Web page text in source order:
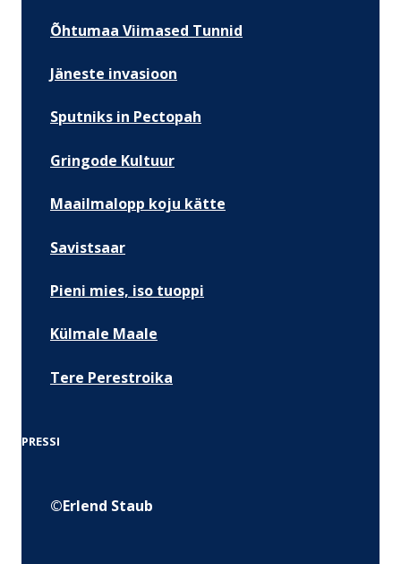
Õhtumaa Viimased Tunnid
Jäneste invasioon
Sputniks in Pectopah
Gringode Kultuur
Maailmalopp koju kätte
Savistsaar
Pieni mies, iso tuoppi
Külmale Maale
Tere Perestroika
PRESSI
©Erlend Staub